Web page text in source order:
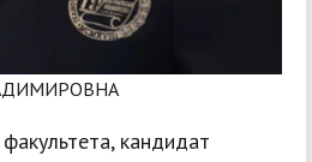
кандидат